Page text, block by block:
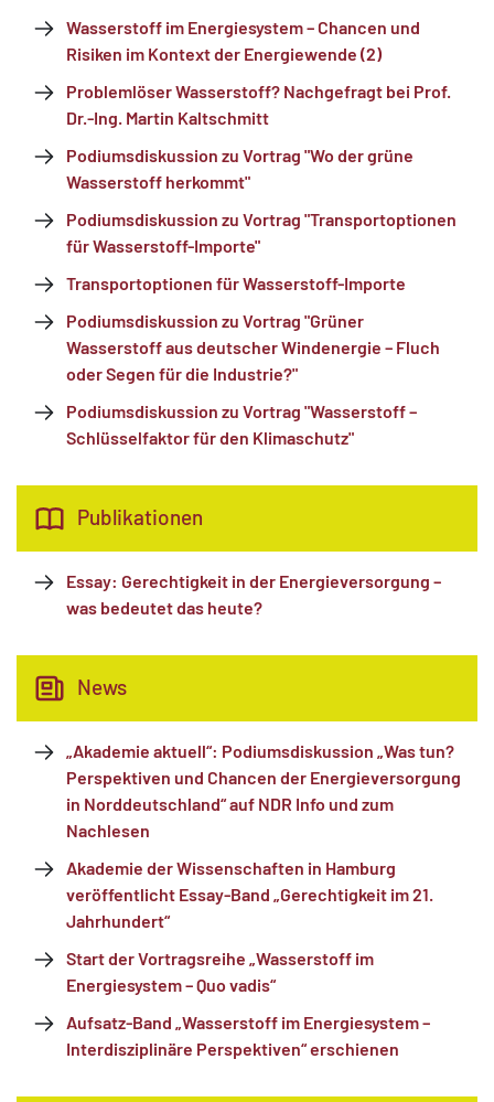
Wasserstoff im Energiesystem – Chancen und
Risiken im Kontext der Energiewende (2)
Problemlöser Wasserstoff? Nachgefragt bei Prof.
Dr.-Ing. Martin Kaltschmitt
Podiumsdiskussion zu Vortrag "Wo der grüne
Wasserstoff herkommt"
Podiumsdiskussion zu Vortrag "Transportoptionen
für Wasserstoff-Importe"
Transportoptionen für Wasserstoff-Importe
Podiumsdiskussion zu Vortrag "Grüner
Wasserstoff aus deutscher Windenergie – Fluch
oder Segen für die Industrie?"
Podiumsdiskussion zu Vortrag "Wasserstoff –
Schlüsselfaktor für den Klimaschutz"
Publikationen
Essay: Gerechtigkeit in der Energieversorgung –
was bedeutet das heute?
News
„Akademie aktuell“: Podiumsdiskussion „Was tun?
Perspektiven und Chancen der Energieversorgung
in Norddeutschland“ auf NDR Info und zum
Nachlesen
Akademie der Wissenschaften in Hamburg
veröffentlicht Essay-Band „Gerechtigkeit im 21.
Jahrhundert“
Start der Vortragsreihe „Wasserstoff im
Energiesystem – Quo vadis“
Aufsatz-Band „Wasserstoff im Energiesystem –
Interdisziplinäre Perspektiven“ erschienen